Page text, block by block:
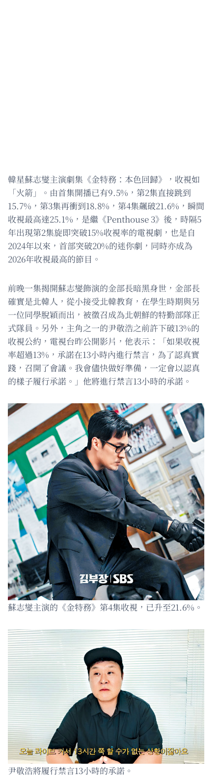
韓星蘇志燮主演劇集《金特務：本色回歸》，收視如
「火箭」。由首集開播已有9.5%，第2集直接跳到
15.7%，第3集再衝到18.8%，第4集飆破21.6%，瞬間
收視最高達25.1%，是繼《Penthouse 3》後，時隔5
年出現第2集旋即突破15%收視率的電視劇，也是自
2024年以來，首部突破20%的迷你劇，同時亦成為
2026年收視最高的節目。
前晚一集揭開蘇志燮飾演的金部長暗黑身世，金部長
確實是北韓人，從小接受北韓教育，在學生時期與另
一位同學脫穎而出，被徵召成為北朝鮮的特勤部隊正
式隊員。另外，主角之一的尹敬浩之前許下破13%的
收視公約，電視台昨公開影片，他表示：「如果收視
率超過13%，承諾在13小時內進行禁言，為了認真實
踐，召開了會議。我會儘快做好準備，一定會以認真
的樣子履行承諾。」他將進行禁言13小時的承諾。
蘇志燮主演的《金特務》第4集收視，已升至21.6%。
尹敬浩將履行禁言13小時的承諾。